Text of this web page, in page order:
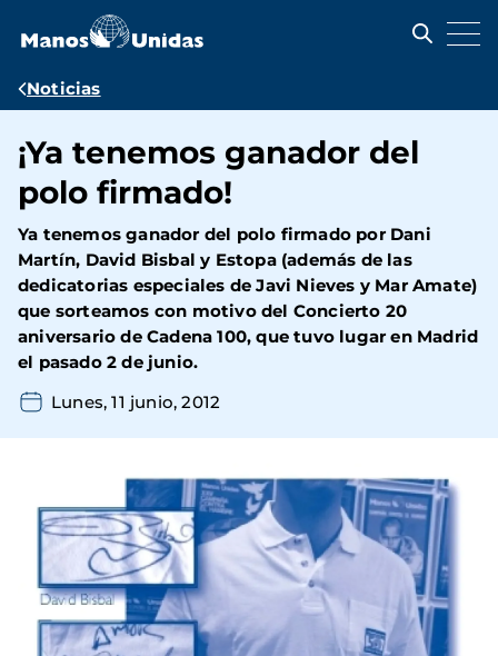
contenido
Ruta
navegación
Noticias
¡Ya tenemos ganador del
polo firmado!
Ya tenemos ganador del polo firmado por Dani
Martín, David Bisbal y Estopa (además de las
dedicatorias especiales de Javi Nieves y Mar Amate)
que sorteamos con motivo del Concierto 20
aniversario de Cadena 100, que tuvo lugar en Madrid
el pasado 2 de junio.
Lunes, 11 junio, 2012